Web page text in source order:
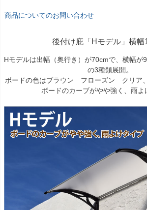
商品についてのお問い合わせ
後付け庇「Hモデル」横幅
Hモデルは出幅（奥行き）が70cmで、横幅が
の3種類展開。
ボードの色はブラウン フローズン クリア、
ボードのカーブがやや強く、雨よ